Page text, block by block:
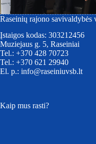
Raseinių rajono savivaldybės
Įstaigos kodas: 303212456
Muziejaus g. 5, Raseiniai
Tel.: +370 428 70723
Tel.: +370 621 29940
El. p.: info@raseiniuvsb.lt
Kaip mus rasti?